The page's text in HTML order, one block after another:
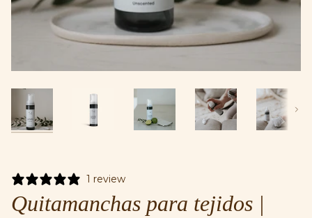
1 review
Quitamanchas para tejidos |